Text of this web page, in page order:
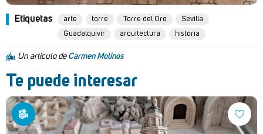
Etiquetas arte torre Torre del Oro
Sevilla
Guadalquivir
arquitectura historia
Un artículo de Carmen Molinos
Te puede interesar